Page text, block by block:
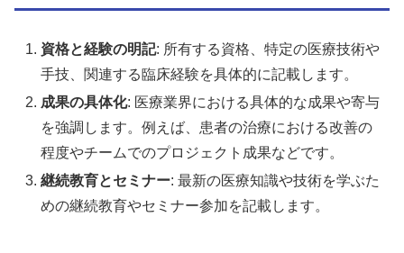
資格と経験の明記: 所有する資格、特定の医療技術や
手技、関連する臨床経験を具体的に記載します。
成果の具体化: 医療業界における具体的な成果や寄与
を強調します。例えば、患者の治療における改善の
程度やチームでのプロジェクト成果などです。
継続教育とセミナー: 最新の医療知識や技術を学ぶた
めの継続教育やセミナー参加を記載します。